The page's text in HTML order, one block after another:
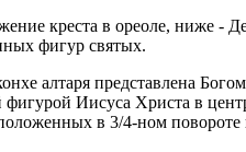
креста в ореоле, ниже -
фигур святых.
алтаря представлена
Иисуса Христа в
в 3/4-ном